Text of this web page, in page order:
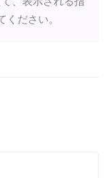
ださい。